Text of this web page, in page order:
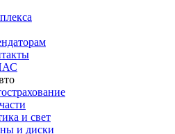
и свет
и диски